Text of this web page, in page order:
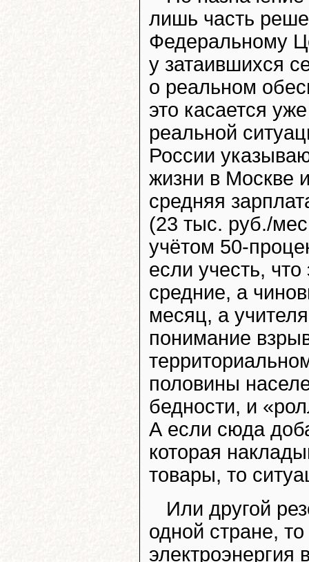
лишь часть
Федеральному
у затаившихся
о реальном
это касается
реальной
России
жизни в Москве
средняя
(23 тыс. руб./
учётом 50-
если учесть,
средние, а
месяц, а
понимание
половины
бедности, и
А если сюда
которая
товары, то
Или другой
одной стране,